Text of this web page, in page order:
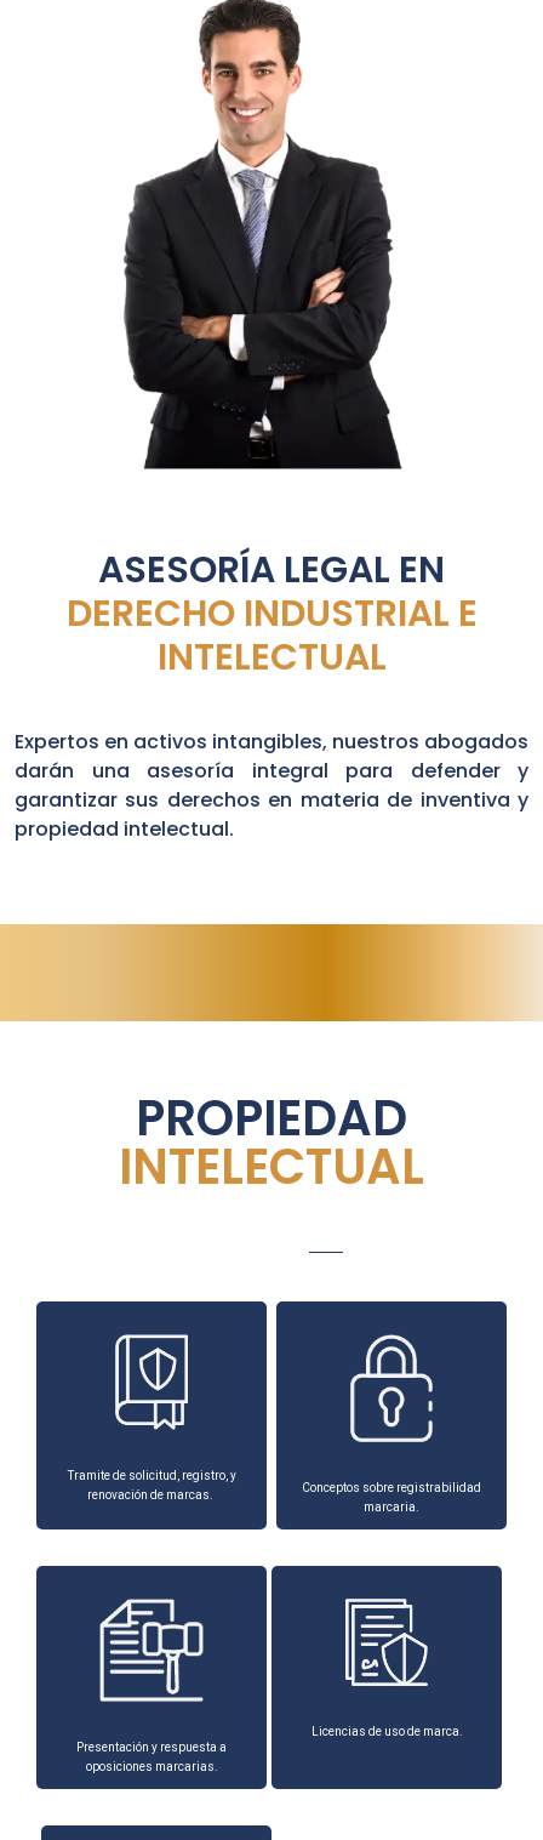
ASESORÍA LEGAL EN
DERECHO INDUSTRIAL E
INTELECTUAL
Expertos en activos intangibles, nuestros abogados
darán una asesoría integral para defender y
garantizar sus derechos en materia de inventiva y
propiedad intelectual.
PROPIEDAD
INTELECTUAL
Tramite de solicitud, registro, y
renovación de marcas.
Conceptos sobre registrabilidad
marcaria.
Presentación y respuesta a
oposiciones marcarias.
Licencias de uso de marca.